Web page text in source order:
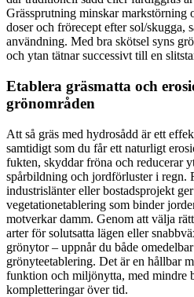
Grässprutning minskar markstörning
doser och frörecept efter sol/skugga,
användning. Med bra skötsel syns
och ytan tätnar successivt till en
Etablera gräsmatta och
grönområden
Att så gräs med hydrosådd är ett
samtidigt som du får ett naturligt
fukten, skyddar fröna och reducerar
spårbildning och jordförluster i regn.
industrislänter eller bostadsprojekt
vegetationetablering som binder
motverkar damm. Genom att välja
arter för solutsatta lägen eller
grönytor – uppnår du både
grönyteetablering. Det är en hållbar
funktion och miljönytta, med mindre
kompletteringar över tid.